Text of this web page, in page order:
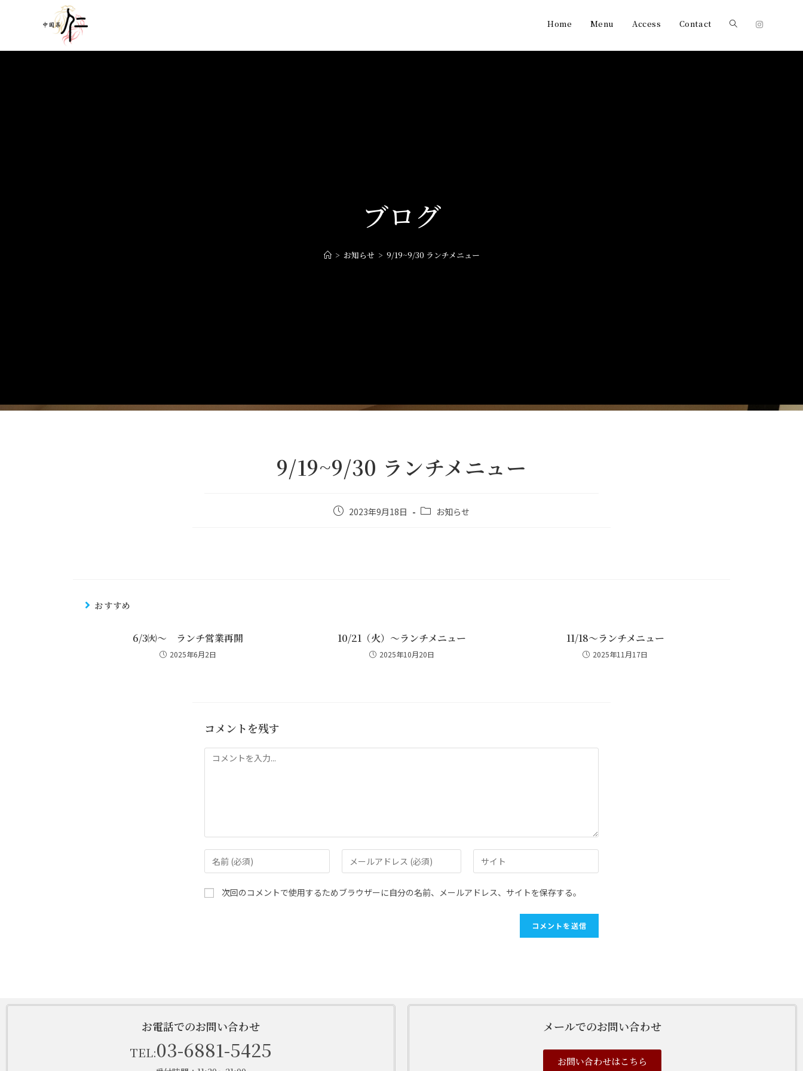
Home Menu Access Contact
ブログ
> お知らせ > 9/19~9/30 ランチメニュー
9/19~9/30 ランチメニュー
2023年9月18日 お知らせ
おすすめ
6/3㈫～ ランチ営業再開
2025年6月2日
10/21（火）～ランチメニュー
2025年10月20日
11/18～ランチメニュー
2025年11月17日
コメントを残す
次回のコメントで使用するためブラウザーに自分の名前、メールアドレス、サイトを保存する。
お電話でのお問い合わせ
TEL:03-6881-5425
メールでのお問い合わせ
お問い合わせはこちら